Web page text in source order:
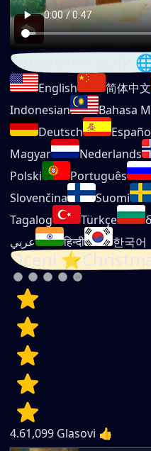
Odaberite jezik
English 简体中文
Indonesian
Bahasa
Deutsch
Magyar
Nederlands
Polski
Português
Slovenčina
Suomi
Tagalog
Türkçe
عربي
हिन्दी 한국어
Oceni
4.61,099 Glasovi 👍